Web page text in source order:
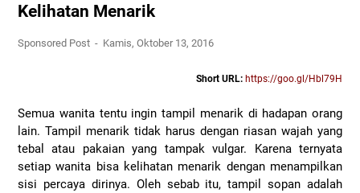
Kelihatan Menarik
Sponsored Post Kamis, Oktober 13, 2016
Short URL: https://goo.gl/Hbl79H
Semua wanita tentu ingin tampil menarik di hadapan orang
lain. Tampil menarik tidak harus dengan riasan wajah yang
tebal atau pakaian yang tampak vulgar. Karena ternyata
setiap wanita bisa kelihatan menarik dengan menampilkan
sisi percaya dirinya. Oleh sebab itu, tampil sopan adalah